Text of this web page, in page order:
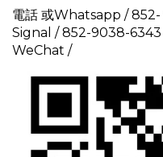
電話 或Whatsapp / 852-
Signal /852-9038-6343
WeChat /